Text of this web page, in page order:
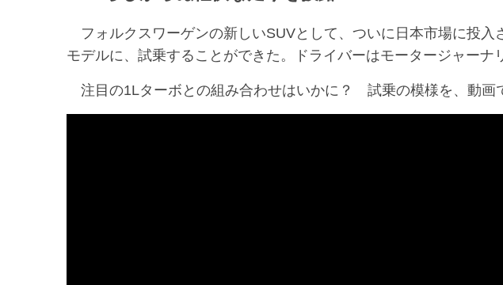
フォルクスワーゲンの新しいSUVとして、ついに日本市場に投入
モデルに、試乗することができた。ドライバーはモータージャーナ
注目の1Lターボとの組み合わせはいかに？ 試乗の模様を、動画